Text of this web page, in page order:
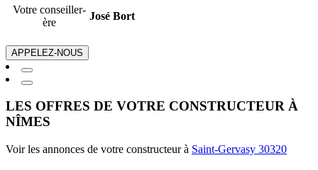
Votre conseiller-
ère
José Bort
APPELEZ-NOUS
LES OFFRES DE VOTRE CONSTRUCTEUR À
NÎMES
Voir les annonces de votre constructeur à Saint-Gervasy 30320